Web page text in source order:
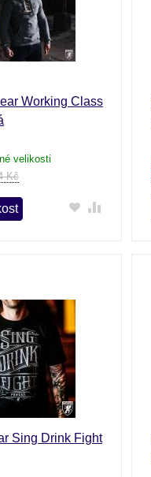
Working Class
velikosti
Kč
Sing Drink Fight